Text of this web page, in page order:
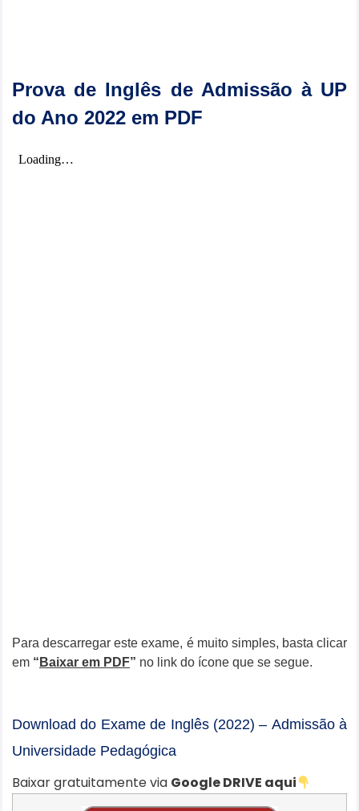
Prova de Inglês de Admissão à UP
do Ano 2022 em PDF
Para descarregar este exame, é muito simples, basta clicar
em “ Baixar em PDF” no link do ícone que se segue.
Download do Exame de Inglês (2022) – Admissão à
Universidade Pedagógica
Baixar gratuitamente via Google DRIVE aqui